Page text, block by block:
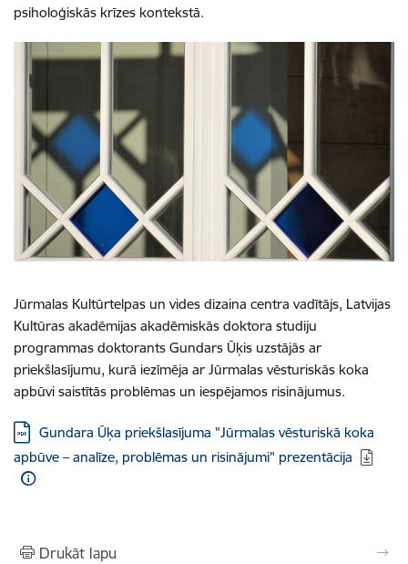
psiholoģiskās krīzes kontekstā.
Jūrmalas Kultūrtelpas un vides dizaina centra vadītājs, Latvijas
Kultūras akadēmijas akadēmiskās doktora studiju
programmas doktorants Gundars Ūķis uzstājās ar
priekšlasījumu, kurā iezīmēja ar Jūrmalas vēsturiskās koka
apbūvi saistītās problēmas un iespējamos risinājumus.
Lejupielādēt:
Gundara Ūķa priekšlasījuma "Jūrmalas vēsturiskā koka
apbūve – analīze, problēmas un risinājumi" prezentācija
Drukāt lapu